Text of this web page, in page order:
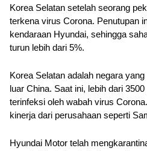
Korea Selatan setelah seorang
terkena virus Corona. Penutupan
kendaraan Hyundai, sehingga
turun lebih dari 5%.
Korea Selatan adalah negara
luar China. Saat ini, lebih dari
terinfeksi oleh wabah virus
kinerja dari perusahaan seperti
Hyundai Motor telah